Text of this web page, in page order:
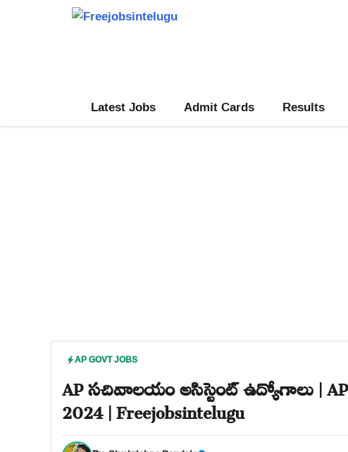
Latest Jobs Admit Cards Results
AP GOVT JOBS
AP సచివాలయం అసిస్టెంట్ ఉద్యోగాలు | AP
2024 | Freejobsintelugu